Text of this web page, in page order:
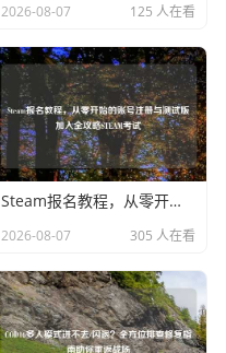
2026-08-07 125 人在看
Steam报名教程，从零开始的账号注册与测试版加入全攻略STEAM考试
2026-08-07 305 人在看